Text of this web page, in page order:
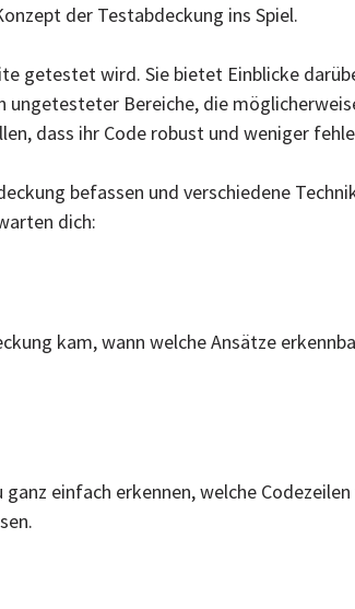
der Testabdeckung ins Spiel.
getestet wird. Sie bietet Einblicke
Bereiche, die
dass ihr Code robust und weniger
befassen und verschiedene
dich:
kam, wann welche Ansätze
einfach erkennen, welche Codezeilen